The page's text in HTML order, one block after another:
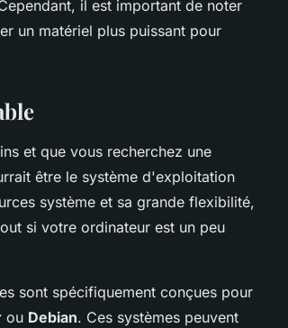
il est important de noter
un matériel plus puissant pour
et que vous recherchez une
être le système d'exploitation
système et sa grande flexibilité,
si votre ordinateur est un peu
sont spécifiquement conçues pour
ou Debian. Ces systèmes peuvent